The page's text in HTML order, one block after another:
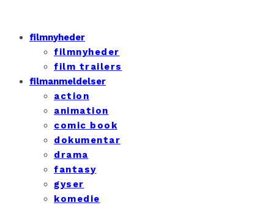
filmnyheder
filmnyheder
film trailers
filmanmeldelser
action
animation
comic book
dokumentar
drama
fantasy
gyser
komedie